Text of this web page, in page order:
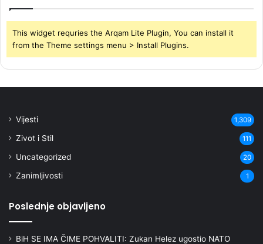
This widget requries the Arqam Lite Plugin, You can install it
from the Theme settings menu > Install Plugins.
Vijesti 1,309
Zivot i Stil 111
Uncategorized 20
Zanimljivosti 1
Poslednje objavljeno
BiH SE IMA ČIME POHVALITI: Zukan Helez ugostio NATO